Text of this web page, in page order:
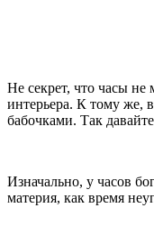
Не секрет, что часы
интерьера. К тому же,
бабочками. Так
Изначально, у часов
материя, как время